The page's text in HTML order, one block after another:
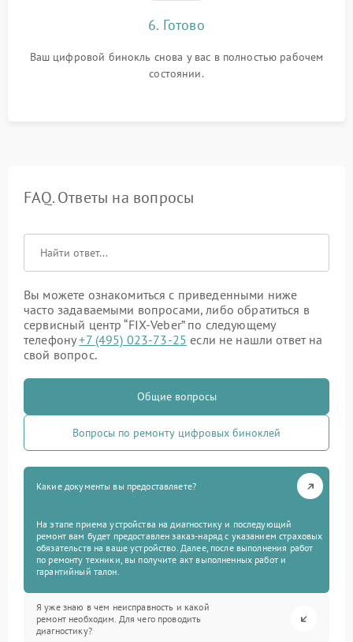
6. Готово
Ваш цифровой бинокль снова у вас в полностью рабочем
состоянии.
FAQ. Ответы на вопросы
Вы можете ознакомиться с приведенными ниже
часто задаваемыми вопросами, либо обратиться в
сервисный центр “FIX-Veber” по следующему
телефону+7 (495) 023-73-25 если не нашли ответ на
свой вопрос.
Общие вопросы
Вопросы по ремонту цифровых биноклей
Какие документы вы предоставляете?
На этапе приема устройства на диагностику и последующий
ремонт вам будет предоставлен заказ-наряд с указанием страховых
обязательств на ваше устройство. Далее, после выполнения работ
по ремонту техники, вы получите акт выполненных работ и
гарантийный талон.
Я уже знаю в чем неисправность и какой
ремонт необходим. Для чего проводить
диагностику?